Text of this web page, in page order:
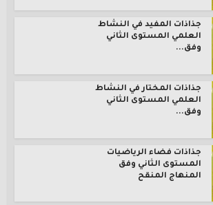
جذاذات المفيد في النشاط
العلمي المستوى الثاني
وفق...
جذاذات المختار في النشاط
العلمي المستوى الثاني
وفق...
جذاذات فضاء الرياضيات
المستوى الثاني وفق
المنهاج المنقح